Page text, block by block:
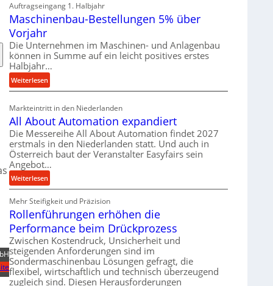
a
t
l
v
r
s
o
r
g
u
n
g
e
n
t
p
a
n
n
Auftragseingang 1. Halbjahr
Maschinenbau-Bestellungen 5% über
Vorjahr
Die Unternehmen im Maschinen- und Anlagenbau
können in Summe auf ein leicht positives erstes
Halbjahr…
Weiterlesen:
M
c
h
i
n
e
n
a
u
-
B
e
s
t
Markteintritt in den Niederlanden
All About Automation expandiert
Die Messereihe All About Automation findet 2027
erstmals in den Niederlanden statt. Und auch in
Österreich baut der Veranstalter Easyfairs sein
Angebot…
Weiterlesen:
A
l
l
b
o
u
t
A
Mehr Steifigkeit und Präzision
Rollenführungen erhöhen die
Performance beim Drückprozess
Zwischen Kostendruck, Unsicherheit und
steigenden Anforderungen sind im
Sondermaschinenbau Lösungen gefragt, die
flexibel, wirtschaftlich und technisch überzeugend
zugleich sind. Diesen Herausforderungen